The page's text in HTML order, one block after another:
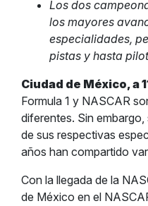
Los dos
los mayores
especialidades,
pistas y hasta
Ciudad de México, a
Formula 1 y NASCAR
diferentes. Sin
de sus respectivas
años han compartido
Con la llegada de la
de México en el